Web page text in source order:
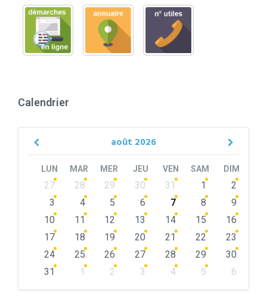
Calendrier
août 2026
Previous
LUN MAR MER JEU VEN SAM DIM
Skip
calendar
27 28 29 30 31 1
2
3
4 5 6 7 8
9
10
11 12 13 14 15
16
17
18 19 20 21 22
23
24
25 26 27 28 29
30
31
1 2 3 4 5
6